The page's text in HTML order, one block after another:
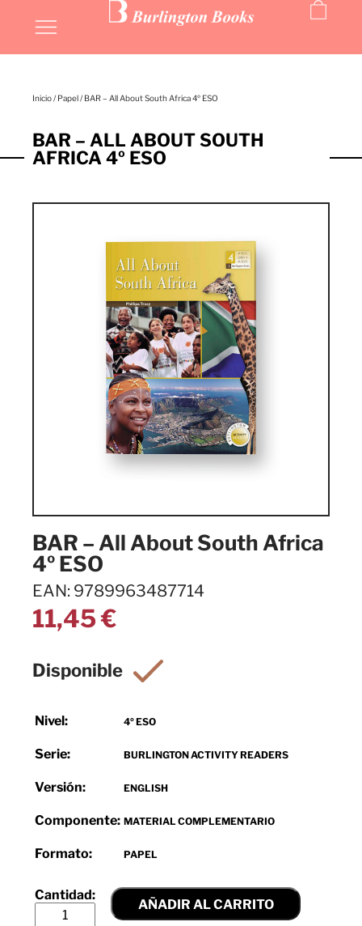
Inicio/ Papel/ BAR – All About South Africa 4º ESO
BAR – ALL ABOUT SOUTH
AFRICA 4º ESO
BAR – All About South Africa
4º ESO
EAN: 9789963487714
11,45€
Nivel: 4º ESO
Serie: BURLINGTON ACTIVITY READERS
Versión: ENGLISH
Componente: MATERIAL COMPLEMENTARIO
Formato: PAPEL
AÑADIR AL CARRITO